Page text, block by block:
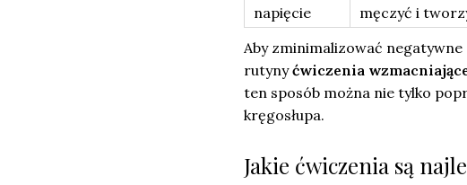
napięcie
męczyć i
Aby zminimalizować
rutynyćwiczenia
ten sposób można nie tylko
kręgosłupa.
Jakie ćwiczenia są